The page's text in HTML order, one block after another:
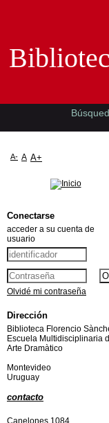
A- A A+
Conectarse
acceder a su cuenta de
usuario
Olvidé mi contraseña
Dirección
Biblioteca Florencio
Escuela Multidisciplinaria
Arte Dramàtico
Montevideo
Uruguay
contacto
Canelones 1084